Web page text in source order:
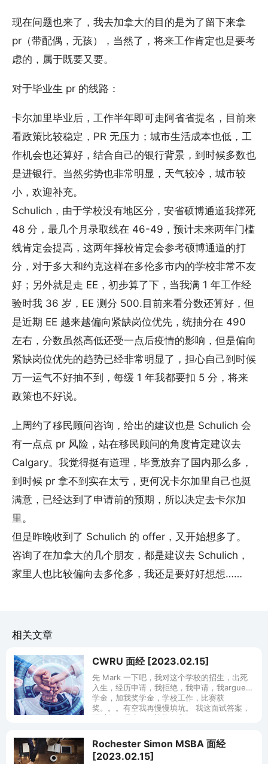
现在问题也来了，我去加拿大的目的是为了留下来拿
pr（带配偶，无孩），当然了，将来工作肯定也是要考
虑的，属于既要又要。
对于毕业生 pr 的线路：
卡尔加里毕业后，工作半年即可走阿省省提名，目前来
看政策比较稳定，PR 无压力；城市生活成本也低，工
作机会也还算好，结合自己的银行背景，到时候多数也
是进银行。当然劣势也非常明显，天气较冷，城市较
小，欢迎补充。
Schulich，由于学校没有地区分，安省硕博通道我撑死
48 分，最几个月录取线在 46-49，预计未来两年门槛
线肯定会提高，这两年择校肯定会参考硕博通道的打
分，对于多大和约克这样在多伦多市内的学校非常不友
好；另外就是走 EE，初步算了下，当我满 1 年工作经
验时我 36 岁，EE 测分 500.目前来看分数还算好，但
是近期 EE 越来越偏向紧缺岗位优先，统抽分在 490
左右，分数虽然高低还受一点后疫情的影响，但是偏向
紧缺岗位优先的趋势已经非常明显了，担心自己到时候
万一运气不好抽不到，每缓 1 年我都要扣 5 分，将来
政策也不好说。
上周约了移民顾问咨询，给出的建议也是 Schulich 会
有一点点 pr 风险，站在移民顾问的角度肯定建议去
Calgary。我觉得挺有道理，毕竟放弃了国内那么多，
到时候 pr 拿不到实在太亏，更何况卡尔加里自己也挺
满意，已经达到了申请前的预期，所以决定去卡尔加
里。
但是昨晚收到了 Schulich 的 offer，又开始想多了。
咨询了在加拿大的几个朋友，都是建议去 Schulich，
家里人也比较偏向去多伦多，我还是要好好想想……
相关文章
CWRU 面经 [2023.02.15]
先 Mark 一下吧，我对这个学校的招生，出死
入生，经历申请，我拒绝，我申请，我argue奖
学金，加我奖学金，学校工作，比赛获
奖。。。有空我再慢慢填坑。 我这面试答案，
经过仔细琢磨（欢迎指正和添
Rochester Simon MSBA 面经
[2023.02.15]